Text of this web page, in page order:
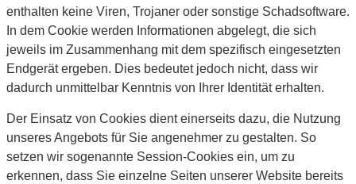
enthalten keine Viren, Trojaner oder sonstige Schadsoftware.
In dem Cookie werden Informationen abgelegt, die sich
jeweils im Zusammenhang mit dem spezifisch eingesetzten
Endgerät ergeben. Dies bedeutet jedoch nicht, dass wir
dadurch unmittelbar Kenntnis von Ihrer Identität erhalten.
Der Einsatz von Cookies dient einerseits dazu, die Nutzung
unseres Angebots für Sie angenehmer zu gestalten. So
setzen wir sogenannte Session-Cookies ein, um zu
erkennen, dass Sie einzelne Seiten unserer Website bereits